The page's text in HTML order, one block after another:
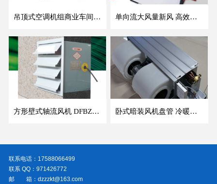
吊顶式空调机组商业车间防爆新风空调器射流冷暖机组 单向流大风量新风 高效除霾全热交换新风机空气净化
方形壁式轴流风机 DFBZ低噪防爆工业XBDZ静音220V/380V壁式边墙风机 卧式暗装风机盘管 冷暖两用盘管系列 明装风盘空调器
联系电话：17588066499
联系 QQ：971426772
邮 箱：dzzzkt@163.com